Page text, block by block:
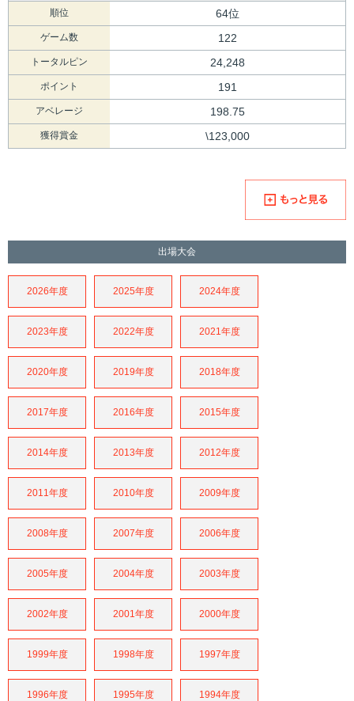
順位 64位
ゲーム数 122
トータルピン 24,248
ポイント 191
アベレージ 198.75
獲得賞金 \123,000
出場大会
2026年度 2025年度 2024年度
2023年度 2022年度 2021年度
2020年度 2019年度 2018年度
2017年度 2016年度 2015年度
2014年度 2013年度 2012年度
2011年度 2010年度 2009年度
2008年度 2007年度 2006年度
2005年度 2004年度 2003年度
2002年度 2001年度 2000年度
1999年度 1998年度 1997年度
1996年度 1995年度 1994年度